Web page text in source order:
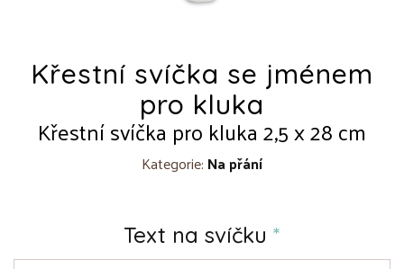
Křestní svíčka se jménem
pro kluka
Křestní svíčka pro kluka 2,5 x 28 cm
Kategorie: Na přání
Text na svíčku *